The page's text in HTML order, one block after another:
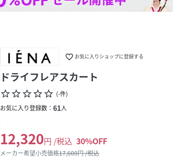
favorite_border お気に入りショップに登録する
ドライフレアスカート
star_borderstar_borderstar_borderstar_borderstar_border (-件)
お気に入り登録数： 61人
12,320円 /税込 30%OFF
メーカー希望小売価格17,600円 /税込